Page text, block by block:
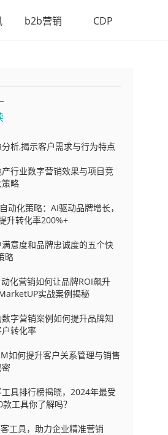
b2b营销 CDP
析,揭示客户需求与行为特点
行业数字营销效果与项目竞
略
动化策略：AI驱动品牌增长，
升转化率200%+
意度和品牌忠诚度的五个快
略
化营销如何让品牌ROI飙升
实战案例揭秘
字营销案例如何提升品牌知
转化率
如何提升客户关系管理与销售
具排行榜揭晓，2024年最受
工具你了解吗？
工具，助力企业精准营销